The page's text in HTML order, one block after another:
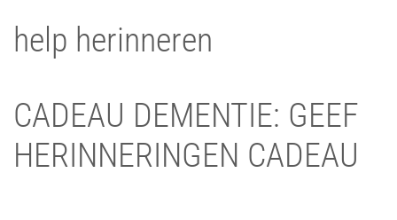
help herinneren
CADEAU DEMENTIE: GEEF
HERINNERINGEN CADEAU